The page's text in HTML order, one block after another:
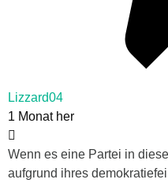
Lizzard04
1 Monat her
Wenn es eine Partei in
aufgrund ihres